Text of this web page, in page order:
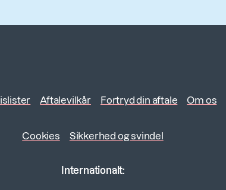
Aftalevilkår Fortryd din aftale Om os
Cookies Sikkerhed og svindel
Internationalt: